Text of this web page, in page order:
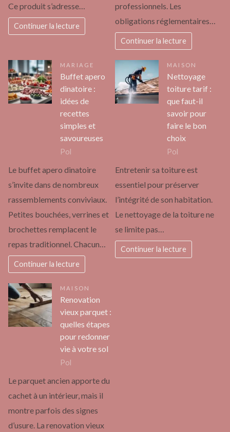
Ce produit s’adresse…
Continuer la lecture
professionnels. Les
obligations réglementaires…
Continuer la lecture
MARIAGE
Buffet apero
dinatoire :
idées de
recettes
simples et
savoureuses
Pol
Le buffet apero dinatoire
s’invite dans de nombreux
rassemblements conviviaux.
Petites bouchées, verrines et
brochettes remplacent le
repas traditionnel. Chacun…
Continuer la lecture
MAISON
Nettoyage
toiture tarif :
que faut-il
savoir pour
faire le bon
choix
Pol
Entretenir sa toiture est
essentiel pour préserver
l’intégrité de son habitation.
Le nettoyage de la toiture ne
se limite pas…
Continuer la lecture
MAISON
Renovation
vieux parquet :
quelles étapes
pour redonner
vie à votre sol
Pol
Le parquet ancien apporte du
cachet à un intérieur, mais il
montre parfois des signes
d’usure. La renovation vieux